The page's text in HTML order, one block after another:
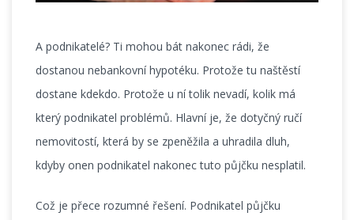
A podnikatelé? Ti mohou bát nakonec rádi, že
dostanou nebankovní hypotéku. Protože tu naštěstí
dostane kdekdo. Protože u ní tolik nevadí, kolik má
který podnikatel problémů. Hlavní je, že dotyčný ručí
nemovitostí, která by se zpeněžila a uhradila dluh,
kdyby onen podnikatel nakonec tuto půjčku nesplatil.
Což je přece rozumné řešení. Podnikatel půjčku